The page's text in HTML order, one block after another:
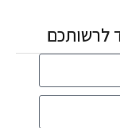
לרשותכם